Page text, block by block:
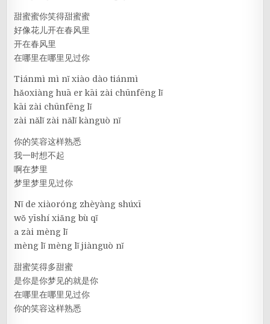
甜蜜蜜你笑得甜蜜蜜
好像花儿开在春风里
开在春风里
在哪里在哪里见过你
Tiánmì mì nǐ xiào dào tiánmì
hǎoxiàng huā er kāi zài chūnfēng lǐ
kāi zài chūnfēng lǐ
zài nǎlǐ zài nǎlǐ kànguò nǐ
你的笑容这样熟悉
我一时想不起
啊在梦里
梦里梦里见过你
Nǐ de xiàoróng zhèyàng shúxī
wǒ yīshí xiǎng bù qǐ
a zài mèng lǐ
mèng lǐ mèng lǐ jiànguò nǐ
甜蜜笑得多甜蜜
是你是你梦见的就是你
在哪里在哪里见过你
你的笑容这样熟悉